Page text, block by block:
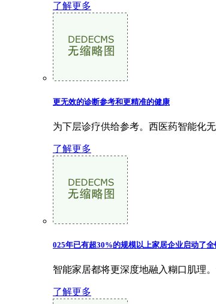
了解更多
更无效的诊断参考和更精准的健康
为下层诊疗供给参考。西医药智能化
了解更多
025年已有超30%的规模以上家居企业启动了全
智能家居都将更深度地融入糊口肌理
了解更多